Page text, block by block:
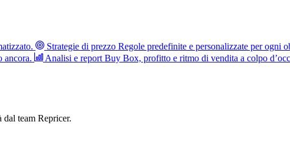
Strategie di prezzo Regole predefinite e personalizzate per ogni
ancora. Analisi e report Buy Box, profitto e ritmo di vendita a colpo
team Repricer.